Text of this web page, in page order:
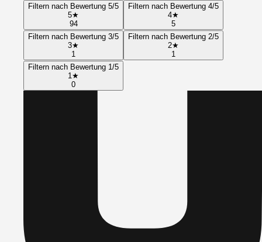
Filtern nach Bewertung 5/5
5★
94
Filtern nach Bewertung 4/5
4★
5
Filtern nach Bewertung 3/5
3★
1
Filtern nach Bewertung 2/5
2★
1
Filtern nach Bewertung 1/5
1 ★
0